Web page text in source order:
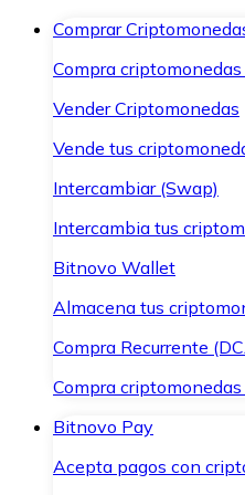
Comprar
Compra
Vender Criptomonedas
Vende tus
Intercambiar (Swap)
Intercambia tus
Bitnovo Wallet
Almacena tus
Compra Recurrente
Compra
Bitnovo Pay
Acepta pagos con